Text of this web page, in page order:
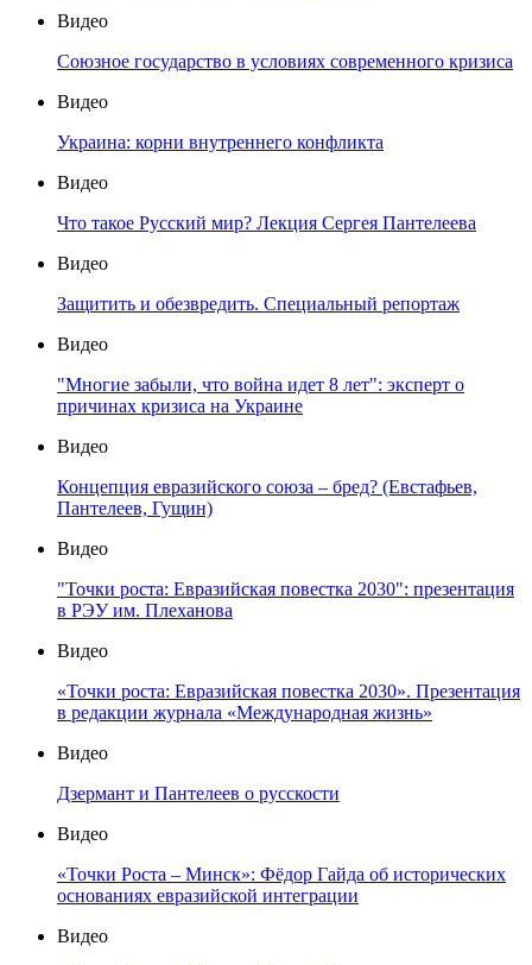
Видео
Союзное государство в условиях современного кризиса
Видео
Украина: корни внутреннего конфликта
Видео
Что такое Русский мир? Лекция Сергея Пантелеева
Видео
Защитить и обезвредить. Специальный репортаж
Видео
"Многие забыли, что война идет 8 лет": эксперт о
причинах кризиса на Украине
Видео
Концепция евразийского союза – бред? (Евстафьев,
Пантелеев, Гущин)
Видео
"Точки роста: Евразийская повестка 2030": презентация
в РЭУ им. Плеханова
Видео
«Точки роста: Евразийская повестка 2030». Презентация
в редакции журнала «Международная жизнь»
Видео
Дзермант и Пантелеев о русскости
Видео
«Точки Роста – Минск»: Фёдор Гайда об исторических
основаниях евразийской интеграции
Видео